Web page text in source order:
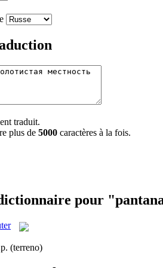
traduit.
plus de 5000 caractères à la fois.
pour
(terreno)